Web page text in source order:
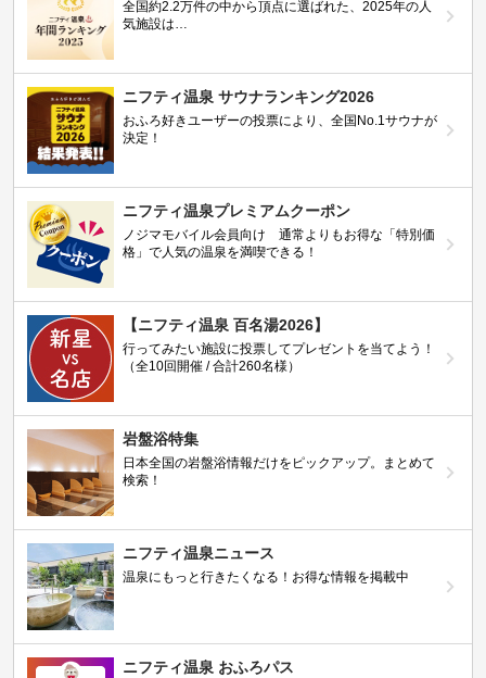
全国約2.2万件の中から頂点に選ばれた、2025年の人
気施設は…
ニフティ温泉 サウナランキング2026
おふろ好きユーザーの投票により、全国No.1サウナが
決定！
ニフティ温泉プレミアムクーポン
ノジマモバイル会員向け 通常よりもお得な「特別価
格」で人気の温泉を満喫できる！
【ニフティ温泉 百名湯2026】
行ってみたい施設に投票してプレゼントを当てよう！
（全10回開催 / 合計260名様）
岩盤浴特集
日本全国の岩盤浴情報だけをピックアップ。まとめて
検索！
ニフティ温泉ニュース
温泉にもっと行きたくなる！お得な情報を掲載中
ニフティ温泉 おふろパス